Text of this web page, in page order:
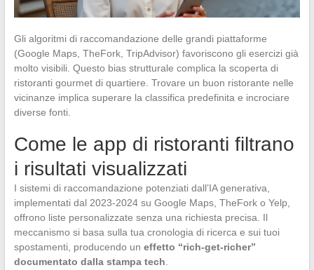
Gli algoritmi di raccomandazione delle grandi piattaforme
(Google Maps, TheFork, TripAdvisor) favoriscono gli esercizi già
molto visibili. Questo bias strutturale complica la scoperta di
ristoranti gourmet di quartiere. Trovare un buon ristorante nelle
vicinanze implica superare la classifica predefinita e incrociare
diverse fonti.
Come le app di ristoranti filtrano
i risultati visualizzati
I sistemi di raccomandazione potenziati dall’IA generativa,
implementati dal 2023-2024 su Google Maps, TheFork o Yelp,
offrono liste personalizzate senza una richiesta precisa. Il
meccanismo si basa sulla tua cronologia di ricerca e sui tuoi
spostamenti, producendo un effetto “rich-get-richer”
documentato dalla stampa tech